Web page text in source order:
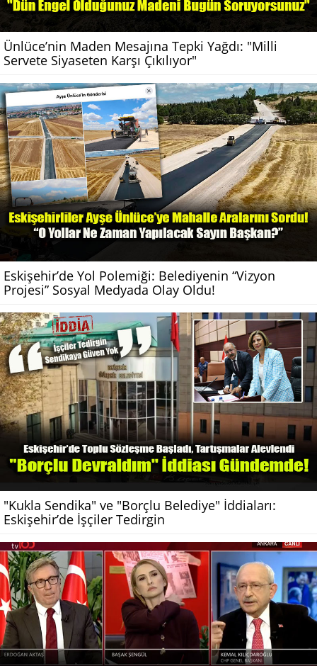
Ünlüce’nin Maden Mesajına Tepki Yağdı: "Milli
Servete Siyaseten Karşı Çıkılıyor"
Eskişehir’de Yol Polemiği: Belediyenin “Vizyon
Projesi” Sosyal Medyada Olay Oldu!
"Kukla Sendika" ve "Borçlu Belediye" İddiaları:
Eskişehir’de İşçiler Tedirgin